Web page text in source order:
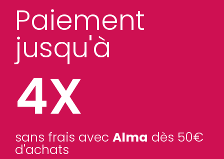
Paiement
jusqu'à
4X
sans frais avec Alma dès 50€
d'achats